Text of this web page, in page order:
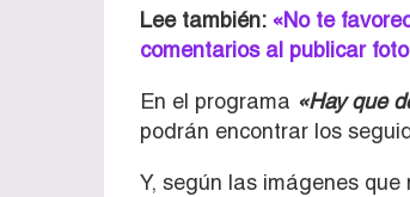
Lee también:«No te
comentarios al publicar
En el programa «Hay que
podrán encontrar los
Y, según las imágenes